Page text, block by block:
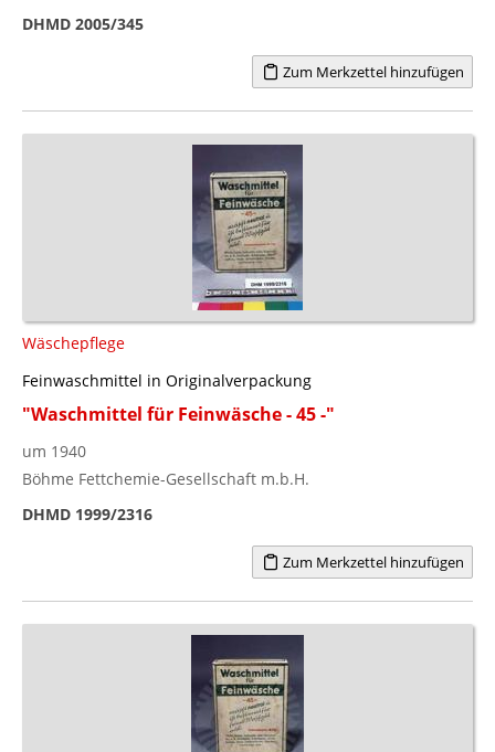
DHMD 2005/345
Zum Merkzettel hinzufügen
Wäschepflege
Feinwaschmittel in Originalverpackung
"Waschmittel für Feinwäsche - 45 -"
um 1940
Böhme Fettchemie-Gesellschaft m.b.H.
DHMD 1999/2316
Zum Merkzettel hinzufügen